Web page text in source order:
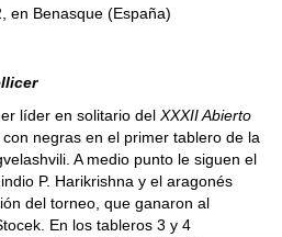
en Benasque (España)
líder en solitario del XXXII Abierto
negras en el primer tablero de la
A medio punto le siguen el
P. Harikrishna y el aragonés
del torneo, que ganaron al
En los tableros 3 y 4